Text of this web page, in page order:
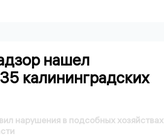
нашел
калининградских
нарушения в подсобных хозяйствах